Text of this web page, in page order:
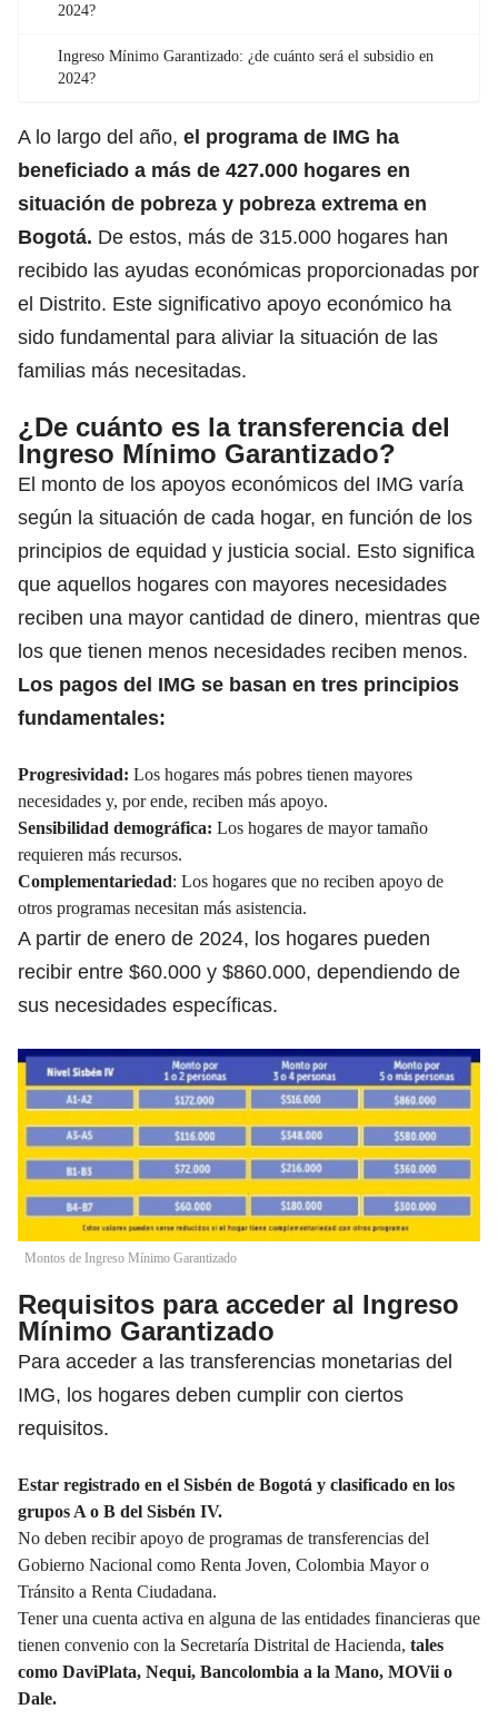
2024?
Ingreso Mínimo Garantizado: ¿de cuánto será el subsidio en
2024?
A lo largo del año, el programa de IMG ha
beneficiado a más de 427.000 hogares en
situación de pobreza y pobreza extrema en
Bogotá. De estos, más de 315.000 hogares han
recibido las ayudas económicas proporcionadas por
el Distrito. Este significativo apoyo económico ha
sido fundamental para aliviar la situación de las
familias más necesitadas.
¿De cuánto es la transferencia del
Ingreso Mínimo Garantizado?
El monto de los apoyos económicos del IMG varía
según la situación de cada hogar, en función de los
principios de equidad y justicia social. Esto significa
que aquellos hogares con mayores necesidades
reciben una mayor cantidad de dinero, mientras que
los que tienen menos necesidades reciben menos.
Los pagos del IMG se basan en tres principios
fundamentales:
Progresividad: Los hogares más pobres tienen mayores
necesidades y, por ende, reciben más apoyo.
Sensibilidad demográfica: Los hogares de mayor tamaño
requieren más recursos.
Complementariedad: Los hogares que no reciben apoyo de
otros programas necesitan más asistencia.
A partir de enero de 2024, los hogares pueden
recibir entre $60.000 y $860.000, dependiendo de
sus necesidades específicas.
Montos de Ingreso Mínimo Garantizado
Requisitos para acceder al Ingreso
Mínimo Garantizado
Para acceder a las transferencias monetarias del
IMG, los hogares deben cumplir con ciertos
requisitos.
Estar registrado en el Sisbén de Bogotá y clasificado en los
grupos A o B del Sisbén IV.
No deben recibir apoyo de programas de transferencias del
Gobierno Nacional como Renta Joven, Colombia Mayor o
Tránsito a Renta Ciudadana.
Tener una cuenta activa en alguna de las entidades financieras que
tienen convenio con la Secretaría Distrital de Hacienda, tales
como DaviPlata, Nequi, Bancolombia a la Mano, MOVii o
Dale.